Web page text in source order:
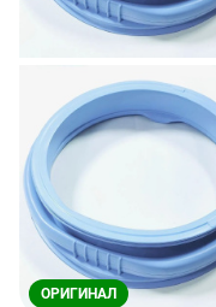
ОРИГИНАЛ